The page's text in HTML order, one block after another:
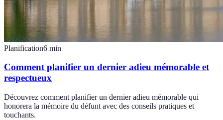
Planification6 min
Comment planifier un dernier adieu mémorable et
respectueux
Découvrez comment planifier un dernier adieu mémorable qui
honorera la mémoire du défunt avec des conseils pratiques et
touchants.